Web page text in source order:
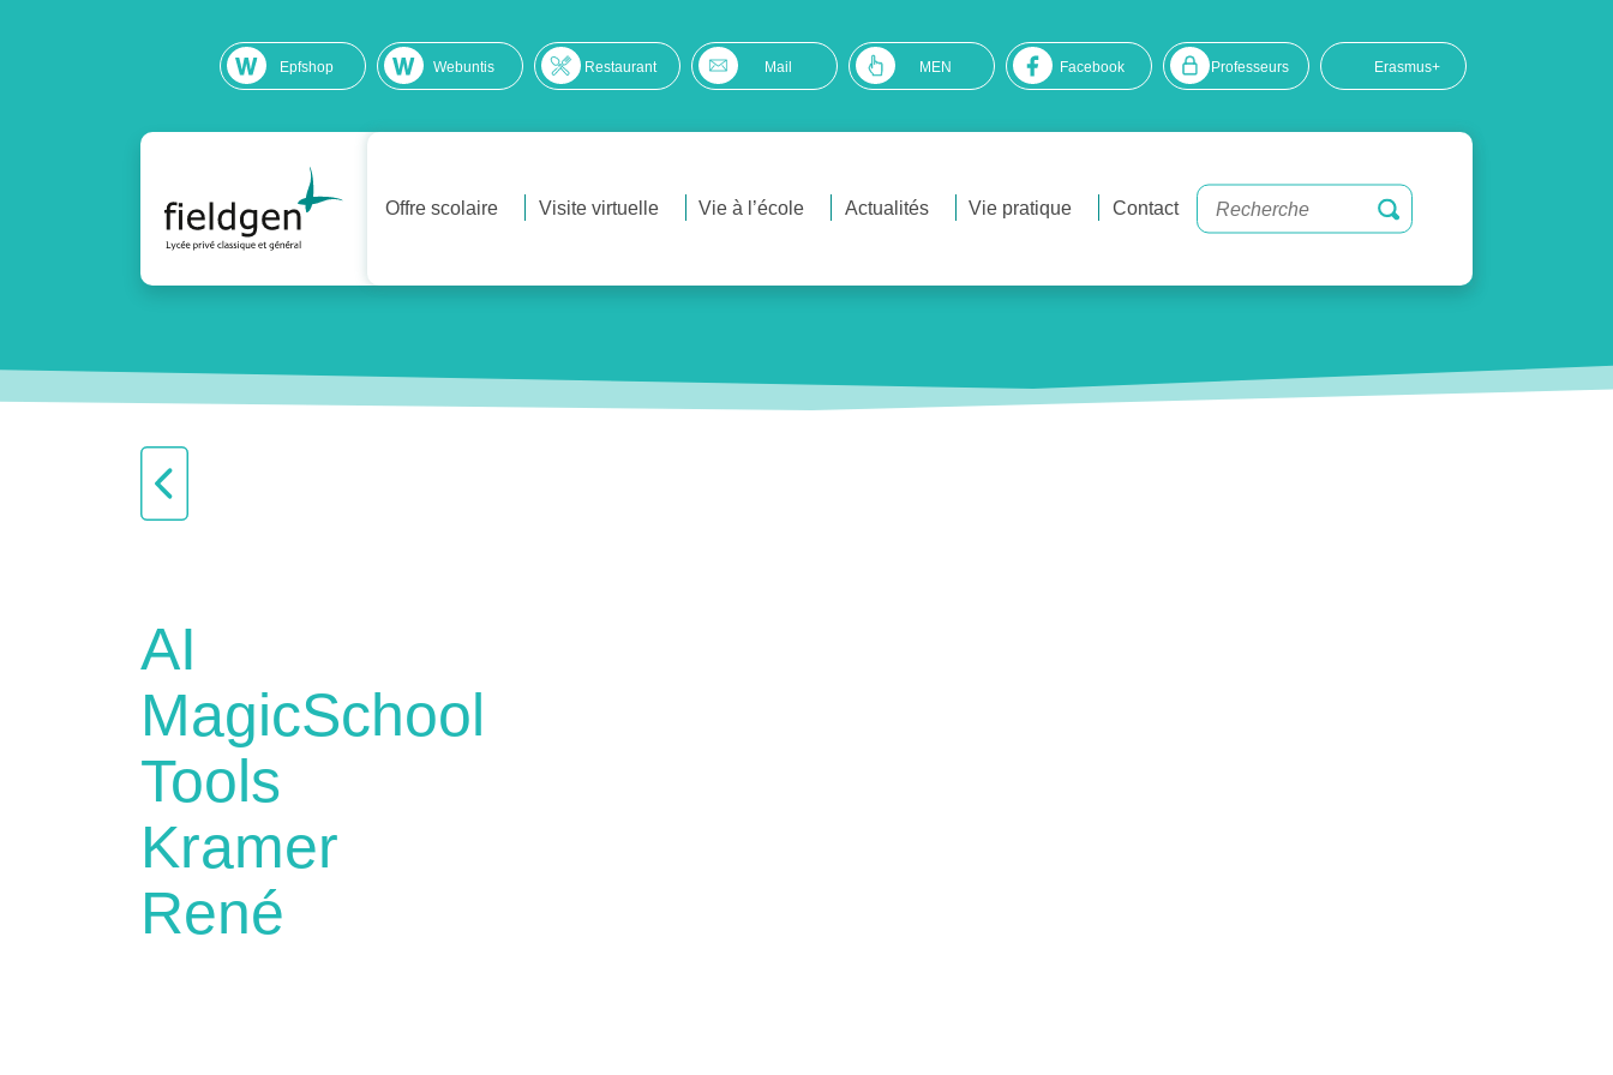
Epfshop Webuntis Restaurant Mail MEN Facebook Professeurs Erasmus+
Offre scolaire Visite virtuelle Vie à l’école Actualités Vie pratique Contact
AI
MagicSchool
Tools
Kramer
René